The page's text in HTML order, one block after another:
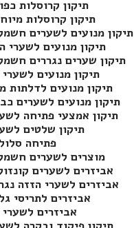
תיקון קרוסלות
תיקון קרוסלות
תיקון מנועים לשערים
תיקון מנועים לשערי
תיקון שערים נגררים
תיקון מנועים
תיקון מנועים לדלתות
תיקון מנועים לשערים
תיקון אמצעי פתיחה
תיקון שלטים
פתיחה
מוצרים לשערים
אביזרים לשערים
אביזרים לשערי הזזה
אביזרים לתריסי
אביזרים